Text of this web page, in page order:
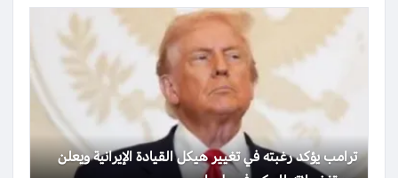
ترامب يؤكد رغبته في تغيير هيكل القيادة الإيرانية ويعلن